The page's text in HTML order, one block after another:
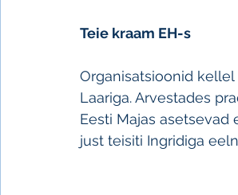
Teie kraam EH-s
Organisatsioonid
Laariga. Arvestades
Eesti Majas asetsevad
just teisiti Ingridiga